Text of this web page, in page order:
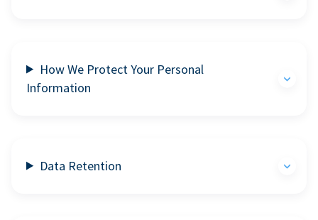
How We Protect Your Personal
Information
Data Retention